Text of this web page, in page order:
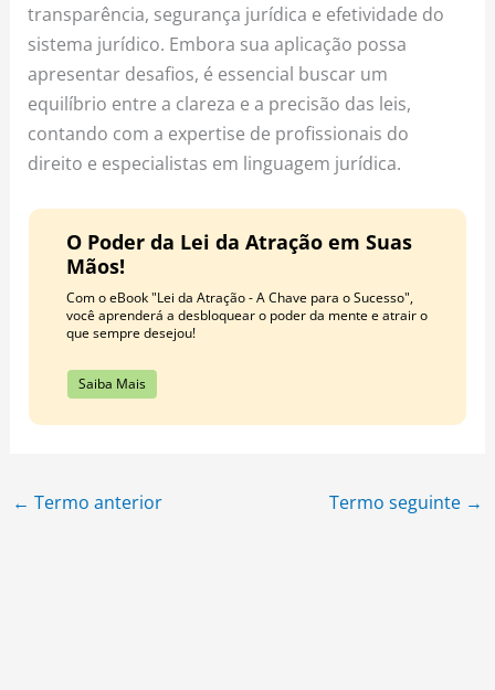
transparência, segurança jurídica e efetividade do
sistema jurídico. Embora sua aplicação possa
apresentar desafios, é essencial buscar um
equilíbrio entre a clareza e a precisão das leis,
contando com a expertise de profissionais do
direito e especialistas em linguagem jurídica.
O Poder da Lei da Atração em Suas
Mãos!
Com o eBook "Lei da Atração - A Chave para o Sucesso",
você aprenderá a desbloquear o poder da mente e atrair o
que sempre desejou!
Saiba Mais
← Termo anterior Termo seguinte →